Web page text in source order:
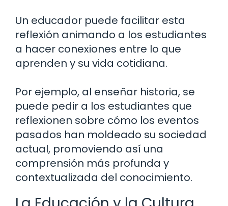
Un educador puede facilitar esta
reflexión animando a los estudiantes
a hacer conexiones entre lo que
aprenden y su vida cotidiana.
Por ejemplo, al enseñar historia, se
puede pedir a los estudiantes que
reflexionen sobre cómo los eventos
pasados han moldeado su sociedad
actual, promoviendo así una
comprensión más profunda y
contextualizada del conocimiento.